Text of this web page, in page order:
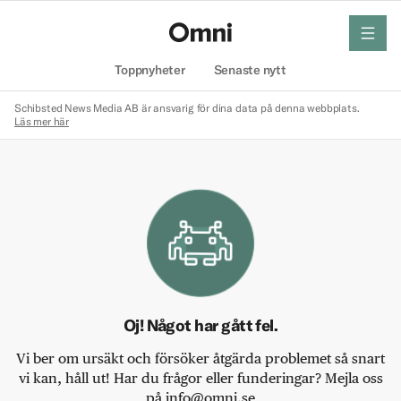
Toppnyheter Senaste nytt
meny
Schibsted News Media AB är ansvarig för dina data på denna webbplats.
Läs mer här
Oj! Något har gått fel.
Vi ber om ursäkt och försöker åtgärda problemet så snart
vi kan, håll ut! Har du frågor eller funderingar? Mejla oss